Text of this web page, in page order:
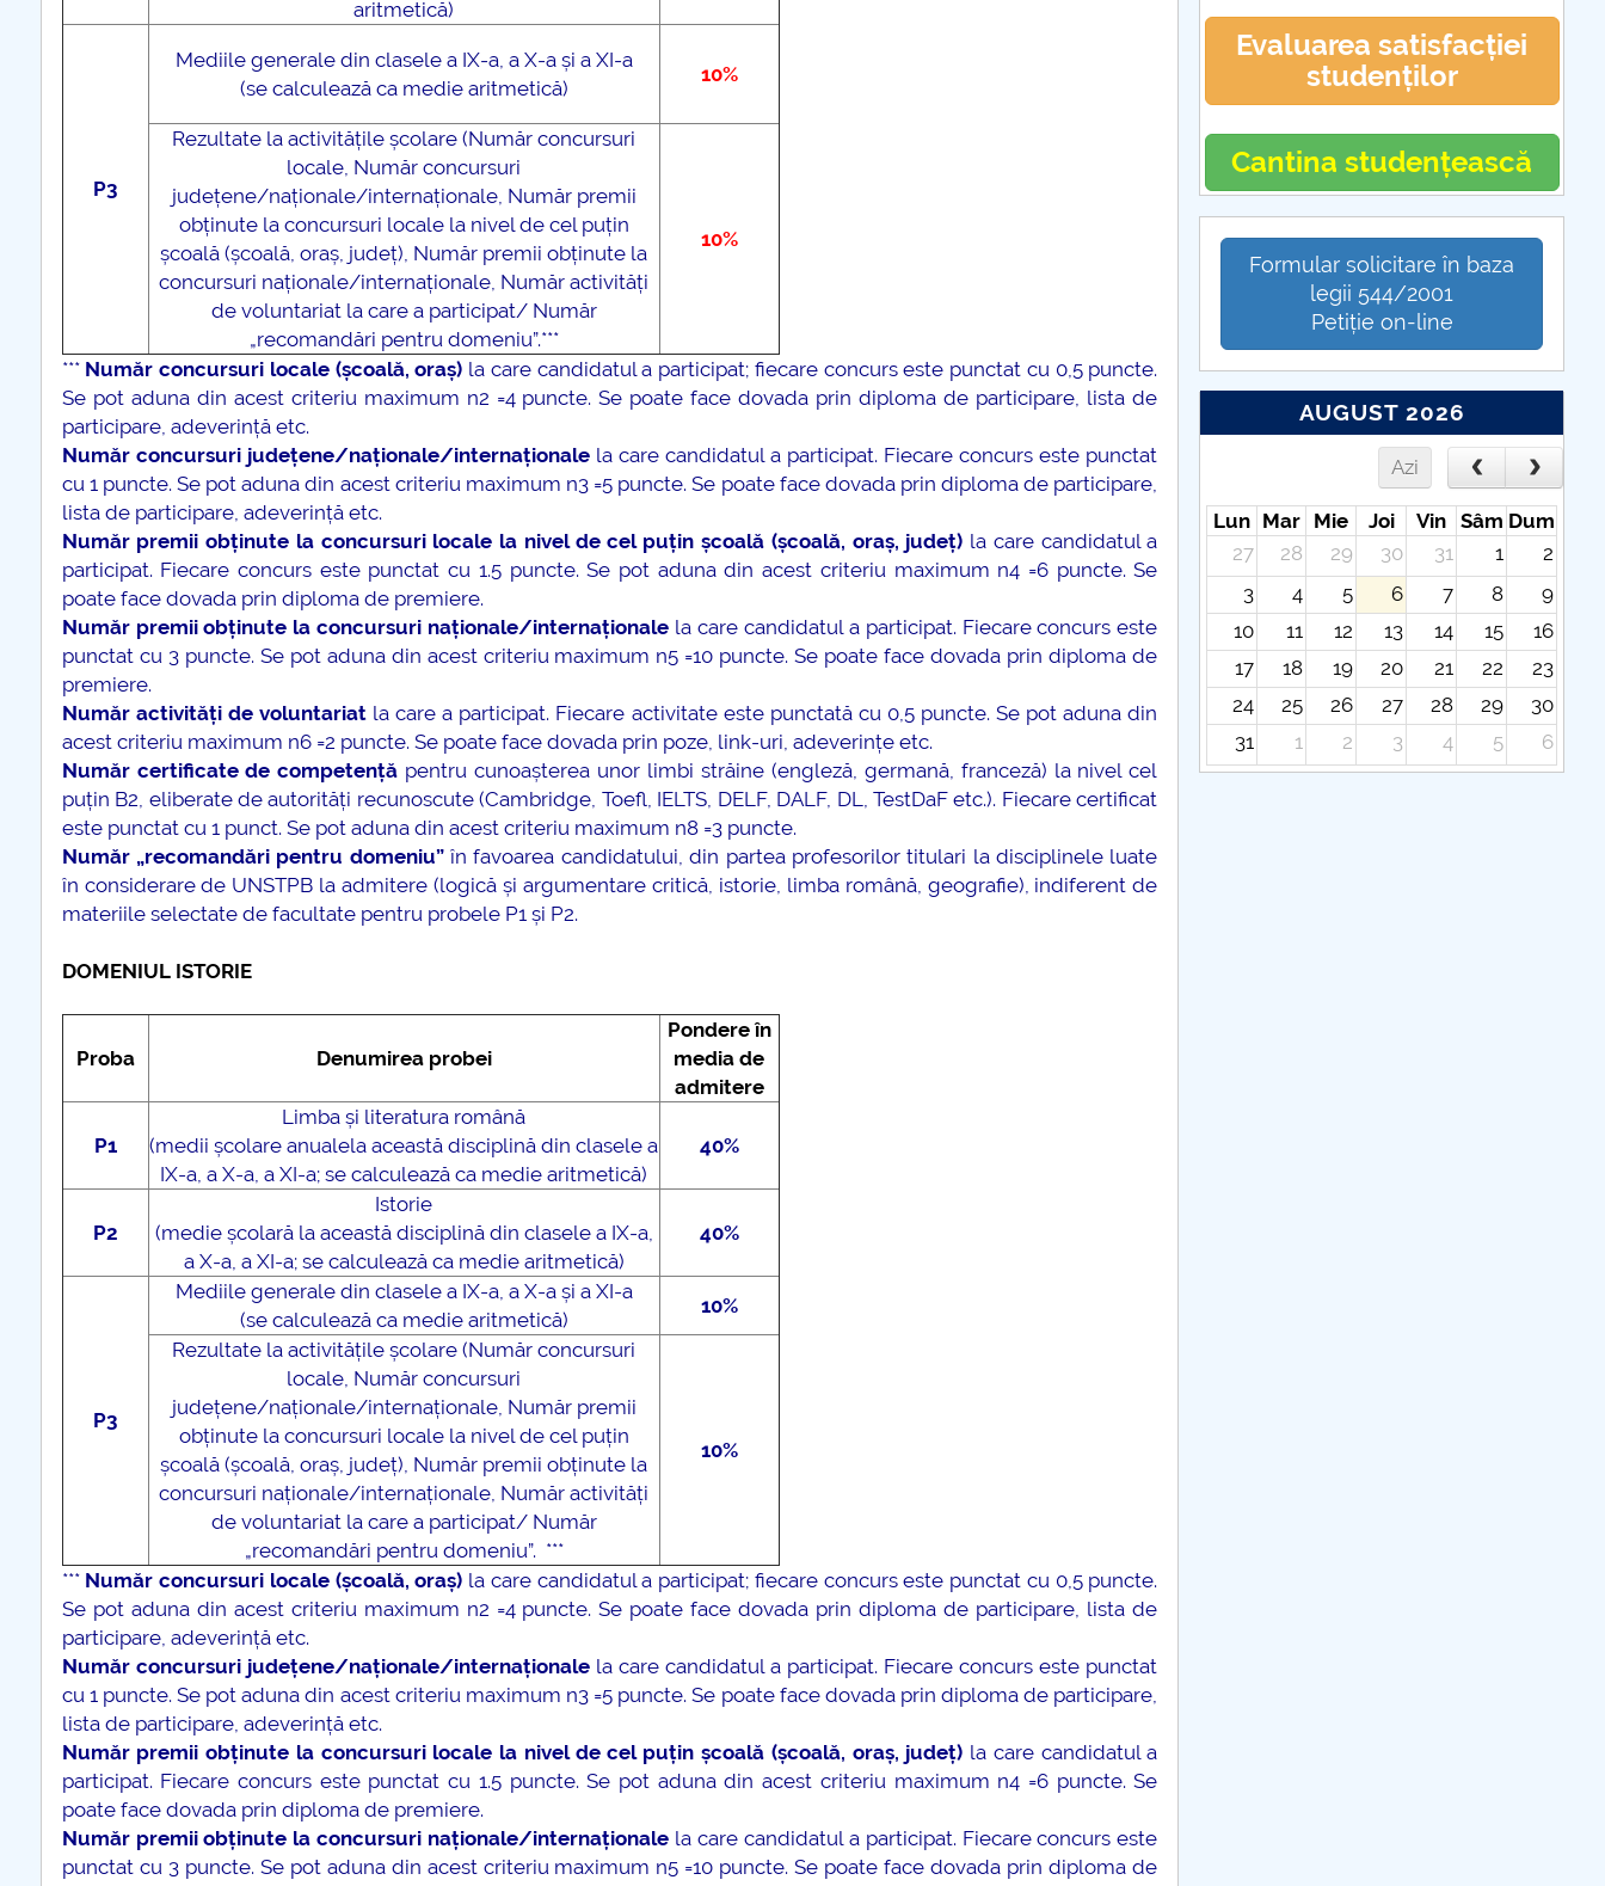
aritmetică)
P3
Mediile generale din clasele a IX-a, a X-a și a XI-a
(se calculează ca medie aritmetică)
10%
Rezultate la activitățile școlare (Număr concursuri
locale, Număr concursuri
județene/naționale/internaționale, Număr premii
obținute la concursuri locale la nivel de cel puțin
școală (școală, oraș, județ), Număr premii obținute la
concursuri naționale/internaționale, Număr activități
de voluntariat la care a participat/ Număr
„recomandări pentru domeniu”.***
10%
*** Număr concursuri locale (școală, oraș) la care candidatul a participat; fiecare concurs este punctat cu 0,5 puncte.
Se pot aduna din acest criteriu maximum n2 =4 puncte. Se poate face dovada prin diploma de participare, lista de
participare, adeverință etc.
Număr concursuri județene/naționale/internaționalela care candidatul a participat. Fiecare concurs este punctat
cu 1 puncte. Se pot aduna din acest criteriu maximum n3 =5 puncte. Se poate face dovada prin diploma de participare,
lista de participare, adeverință etc.
Număr premii obținute la concursuri locale la nivel de cel puțin școală (școală, oraș, județ) la care candidatul a
participat. Fiecare concurs este punctat cu 1.5 puncte. Se pot aduna din acest criteriu maximum n4 =6 puncte. Se
poate face dovada prin diploma de premiere.
Număr premii obținute la concursuri naționale/internaționale la care candidatul a participat. Fiecare concurs este
punctat cu 3 puncte. Se pot aduna din acest criteriu maximum n5 =10 puncte. Se poate face dovada prin diploma de
premiere.
Număr activități de voluntariatla care a participat. Fiecare activitate este punctată cu 0,5 puncte. Se pot aduna din
acest criteriu maximum n6 =2 puncte. Se poate face dovada prin poze, link-uri, adeverințe etc.
Număr certificate de competență pentru cunoașterea unor limbi străine (engleză, germană, franceză) la nivel cel
puțin B2, eliberate de autorități recunoscute (Cambridge, Toefl, IELTS, DELF, DALF, DL, TestDaF etc.). Fiecare certificat
este punctat cu 1 punct. Se pot aduna din acest criteriu maximum n8 =3 puncte.
Număr „recomandări pentru domeniu”în favoarea candidatului, din partea profesorilor titulari la disciplinele luate
în considerare de UNSTPB la admitere (logică și argumentare critică, istorie, limba română, geografie), indiferent de
materiile selectate de facultate pentru probele P1 și P2.
DOMENIUL ISTORIE
Proba Denumirea probei
Pondere în
media de
admitere
P1
Limba și literatura română
(medii școlare anualela această disciplină din clasele a
IX-a, a X-a, a XI-a; se calculează ca medie aritmetică)
40%
P2
Istorie
(medie școlară la această disciplină din clasele a IX-a,
a X-a, a XI-a; se calculează ca medie aritmetică)
40%
P3
Mediile generale din clasele a IX-a, a X-a și a XI-a
(se calculează ca medie aritmetică)
10%
Rezultate la activitățile școlare (Număr concursuri
locale, Număr concursuri
județene/naționale/internaționale, Număr premii
obținute la concursuri locale la nivel de cel puțin
școală (școală, oraș, județ), Număr premii obținute la
concursuri naționale/internaționale, Număr activități
de voluntariat la care a participat/ Număr
„recomandări pentru domeniu”. ***
10%
*** Număr concursuri locale (școală, oraș) la care candidatul a participat; fiecare concurs este punctat cu 0,5 puncte.
Se pot aduna din acest criteriu maximum n2 =4 puncte. Se poate face dovada prin diploma de participare, lista de
participare, adeverință etc.
Număr concursuri județene/naționale/internaționalela care candidatul a participat. Fiecare concurs este punctat
cu 1 puncte. Se pot aduna din acest criteriu maximum n3 =5 puncte. Se poate face dovada prin diploma de participare,
lista de participare, adeverință etc.
Număr premii obținute la concursuri locale la nivel de cel puțin școală (școală, oraș, județ) la care candidatul a
participat. Fiecare concurs este punctat cu 1.5 puncte. Se pot aduna din acest criteriu maximum n4 =6 puncte. Se
poate face dovada prin diploma de premiere.
Număr premii obținute la concursuri naționale/internaționale la care candidatul a participat. Fiecare concurs este
punctat cu 3 puncte. Se pot aduna din acest criteriu maximum n5 =10 puncte. Se poate face dovada prin diploma de
Evaluarea satisfacției
studenților
Cantina studențească
Formular solicitare în baza
legii 544/2001
Petiție on-line
AUGUST 2026
Azi
Lun Mar Mie Joi Vin Sâm Dum
27
28 29 30 31 1
2
3
4 5 6 7 8
9
10
11 12 13 14 15
16
17
18 19 20 21 22
23
24
25 26 27 28 29
30
31
1 2 3 4 5 6